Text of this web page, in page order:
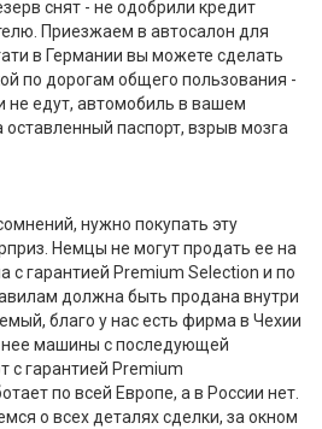
снят - не одобрили кредит
Приезжаем в автосалон для
в Германии вы можете сделать
по дорогам общего пользования -
едут, автомобиль в вашем
паспорт, взрыв мозга
нужно покупать эту
Немцы не могут продать ее на
с гарантией Premium Selection и по
должна быть продана внутри
благо у нас есть фирма в Чехии
машины с последующей
с гарантией Premium
по всей Европе, а в России нет.
о всех деталях сделки, за окном